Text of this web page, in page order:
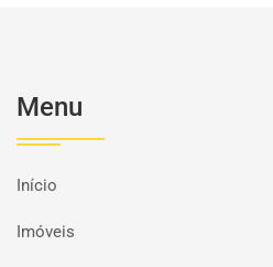
Menu
Início
Imóveis